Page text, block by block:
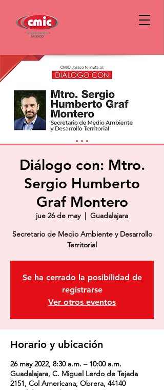
Diálogo con: Mtro.
Sergio Humberto
Graf Montero
jue 26 de may
  |
Guadalajara
Secretario de Medio Ambiente y Desarrollo
Territorial
Se ha cerrado la posibilidad de
registrarse
Ver otros eventos
Horario y ubicación
26 may 2022, 8:30 a.m. – 10:00 a.m.
Guadalajara, C. Miguel Lerdo de Tejada
2151, Col Americana, Obrera, 44140